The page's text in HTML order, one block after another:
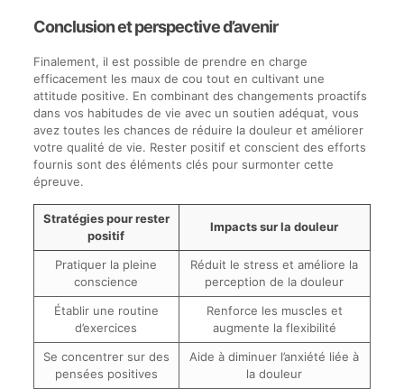
Conclusion et perspective d’avenir
Finalement, il est possible de prendre en charge
efficacement les maux de cou tout en cultivant une
attitude positive. En combinant des changements proactifs
dans vos habitudes de vie avec un soutien adéquat, vous
avez toutes les chances de réduire la douleur et améliorer
votre qualité de vie. Rester positif et conscient des efforts
fournis sont des éléments clés pour surmonter cette
épreuve.
Stratégies pour rester
positif
Impacts sur la douleur
Pratiquer la pleine
conscience
Réduit le stress et améliore la
perception de la douleur
Établir une routine
d’exercices
Renforce les muscles et
augmente la flexibilité
Se concentrer sur des
pensées positives
Aide à diminuer l’anxiété liée à
la douleur